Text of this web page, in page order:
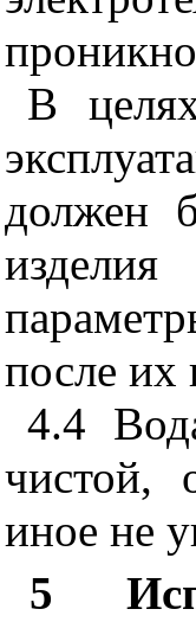
В
должен
после
4.4
чистой,
иное не
5